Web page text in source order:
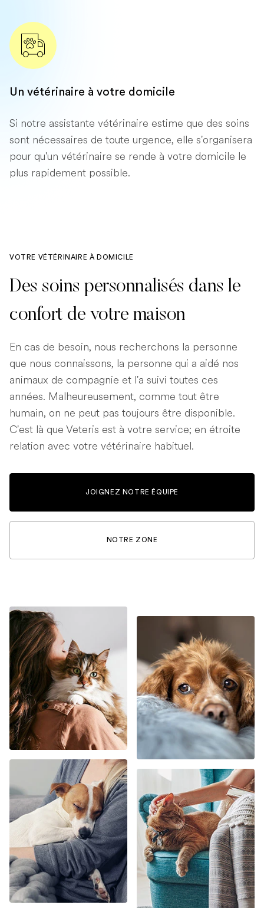
Un vétérinaire à votre domicile
Si notre assistante vétérinaire estime que des soins
sont nécessaires de toute urgence, elle s'organisera
pour qu'un vétérinaire se rende à votre domicile le
plus rapidement possible.
VOTRE VÉTÉRINAIRE À DOMICILE
Des soins personnalisés dans le
confort de votre maison
En cas de besoin, nous recherchons la personne
que nous connaissons, la personne qui a aidé nos
animaux de compagnie et l'a suivi toutes ces
années. Malheureusement, comme tout être
humain, on ne peut pas toujours être disponible.
C'est là que Veteris est à votre service; en étroite
relation avec votre vétérinaire habituel.
JOIGNEZ NOTRE ÉQUIPE
NOTRE ZONE